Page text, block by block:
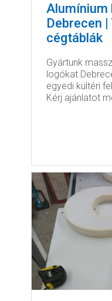
Alumínium
Debrecen
cégtáblák
Gyártunk
logókat
egyedi kültéri
Kérj ajánlatot